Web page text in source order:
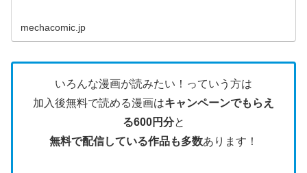
mechacomic.jp
いろんな漫画が読みたい！っていう方は
加入後無料で読める漫画はキャンペーンでもらえ
る600円分と
無料で配信している作品も多数あります！